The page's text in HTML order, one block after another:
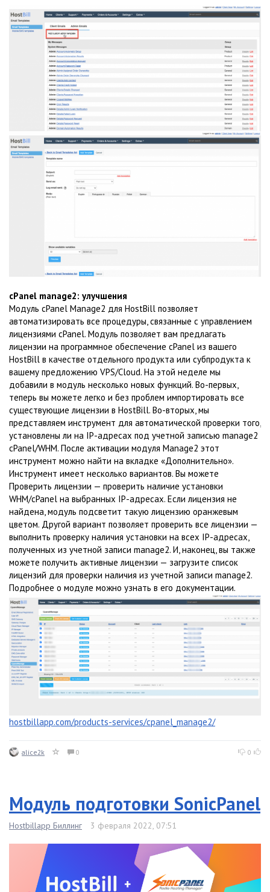
cPanel manage2: улучшения
Модуль cPanel Manage2 для HostBill позволяет
автоматизировать все процедуры, связанные с управлением
лицензиями cPanel. Модуль позволяет вам предлагать
лицензии на программное обеспечение cPanel из вашего
HostBill в качестве отдельного продукта или субпродукта к
вашему предложению VPS/Cloud. На этой неделе мы
добавили в модуль несколько новых функций. Во-первых,
теперь вы можете легко и без проблем импортировать все
существующие лицензии в HostBill. Во-вторых, мы
представляем инструмент для автоматической проверки того,
установлены ли на IP-адресах под учетной записью manage2
cPanel/WHM. После активации модуля Manage2 этот
инструмент можно найти на вкладке «Дополнительно».
Инструмент имеет несколько вариантов. Вы можете
Проверить лицензии — проверить наличие установки
WHM/cPanel на выбранных IP-адресах. Если лицензия не
найдена, модуль подсветит такую ​​лицензию оранжевым
цветом. Другой вариант позволяет проверить все лицензии —
выполнить проверку наличия установки на всех IP-адресах,
полученных из учетной записи manage2. И, наконец, вы также
можете получить активные лицензии — загрузите список
лицензий для проверки наличия из учетной записи manage2.
Подробнее о модуле можно узнать в его документации.
hostbillapp.com/products-services/cpanel_manage2/
alice2k 0 0
Модуль подготовки SonicPanel
Hostbillapp Биллинг 3 февраля 2022, 07:51